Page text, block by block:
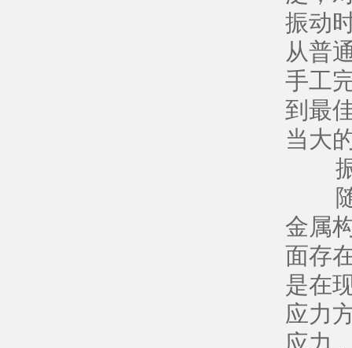
振动
从普
手工
到最
当大
振
随
金属
面存
是在
应力